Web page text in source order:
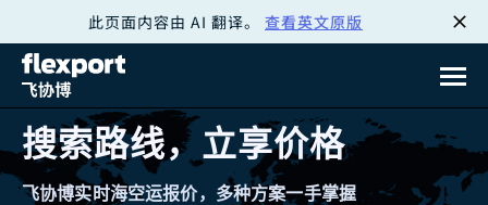
此页面内容由 AI 翻译。 查看英文原版
搜索路线，立享价格
飞协博实时海空运报价，多种方案一手掌握